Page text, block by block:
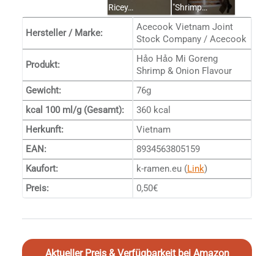
Ricey…
"Shrimp…
Hersteller / Marke:
Acecook Vietnam Joint
Stock Company / Acecook
Produkt:
Hảo Hảo Mi Goreng
Shrimp & Onion Flavour
Gewicht:
76g
kcal 100 ml/g (Gesamt):
360 kcal
Herkunft:
Vietnam
EAN:
8934563805159
Kaufort:
k-ramen.eu (Link)
Preis:
0,50€
Aktueller Preis & Verfügbarkeit bei Amazon